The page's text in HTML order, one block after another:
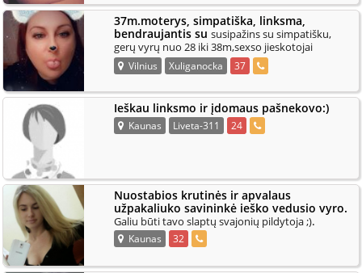
37m.moterys, simpatiška, linksma,
bendraujantis su susipažins su simpatišku,
gerų vyrų nuo 28 iki 38m,sexso jieskotojai
nevarykit,nedominat.
Vilnius Xuliganocka 37
Ieškau linksmo ir įdomaus pašnekovo:)
Kaunas Liveta-311 24
Nuostabios krutinės ir apvalaus
užpakaliuko savininkė ieško vedusio vyro.
Galiu būti tavo slaptų svajonių pildytoja ;).
Kaunas 32